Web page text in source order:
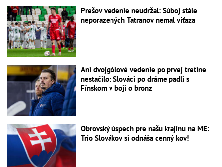
Prešov vedenie neudržal: Súboj stále
neporazených Tatranov nemal víťaza
Ani dvojgólové vedenie po prvej tretine
nestačilo: Slováci po dráme padli s
Fínskom v boji o bronz
Obrovský úspech pre našu krajinu na ME:
Trio Slovákov si odnáša cenný kov!